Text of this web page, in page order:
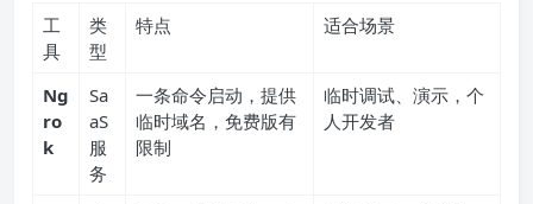
工
具
类
型
特点 适合场景
Ng
ro
k
Sa
aS
服
务
一条命令启动，提供
临时域名，免费版有
限制
临时调试、演示，个
人开发者